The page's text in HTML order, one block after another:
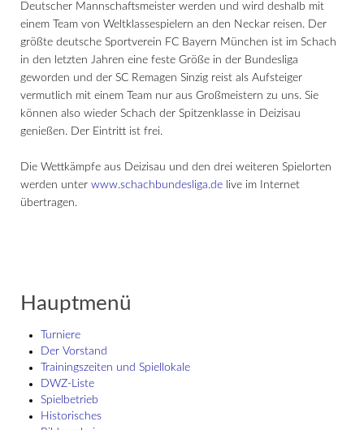
Deutscher Mannschaftsmeister werden und wird deshalb mit
einem Team von Weltklassespielern an den Neckar reisen. Der
größte deutsche Sportverein FC Bayern München ist im Schach
in den letzten Jahren eine feste Größe in der Bundesliga
geworden und der SC Remagen Sinzig reist als Aufsteiger
vermutlich mit einem Team nur aus Großmeistern zu uns. Sie
können also wieder Schach der Spitzenklasse in Deizisau
genießen. Der Eintritt ist frei.
Die Wettkämpfe aus Deizisau und den drei weiteren Spielorten
werden unter www.schachbundesliga.de live im Internet
übertragen.
Hauptmenü
Turniere
Der Vorstand
Trainingszeiten und Spiellokale
DWZ-Liste
Spielbetrieb
Historisches